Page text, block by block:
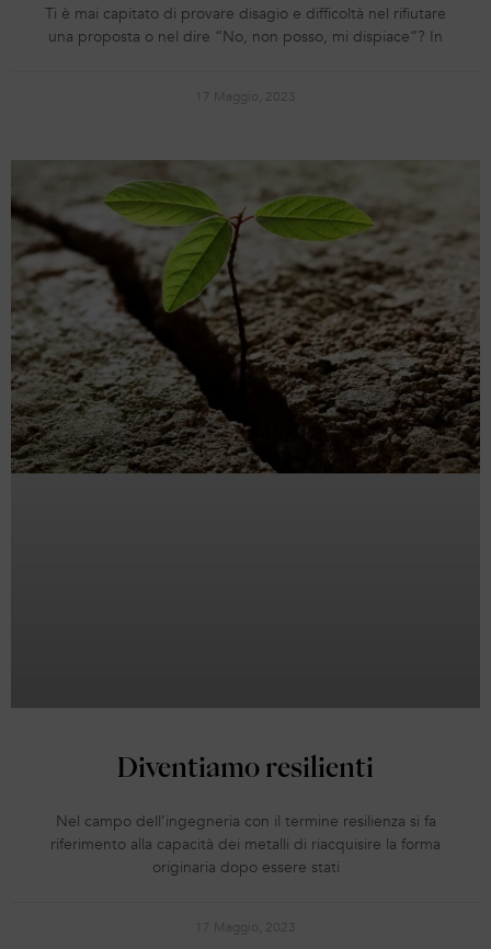
Ti è mai capitato di provare disagio e difficoltà nel rifiutare
una proposta o nel dire “No, non posso, mi dispiace”? In
17 Maggio, 2023
Diventiamo resilienti
Nel campo dell’ingegneria con il termine resilienza si fa
riferimento alla capacità dei metalli di riacquisire la forma
originaria dopo essere stati
17 Maggio, 2023